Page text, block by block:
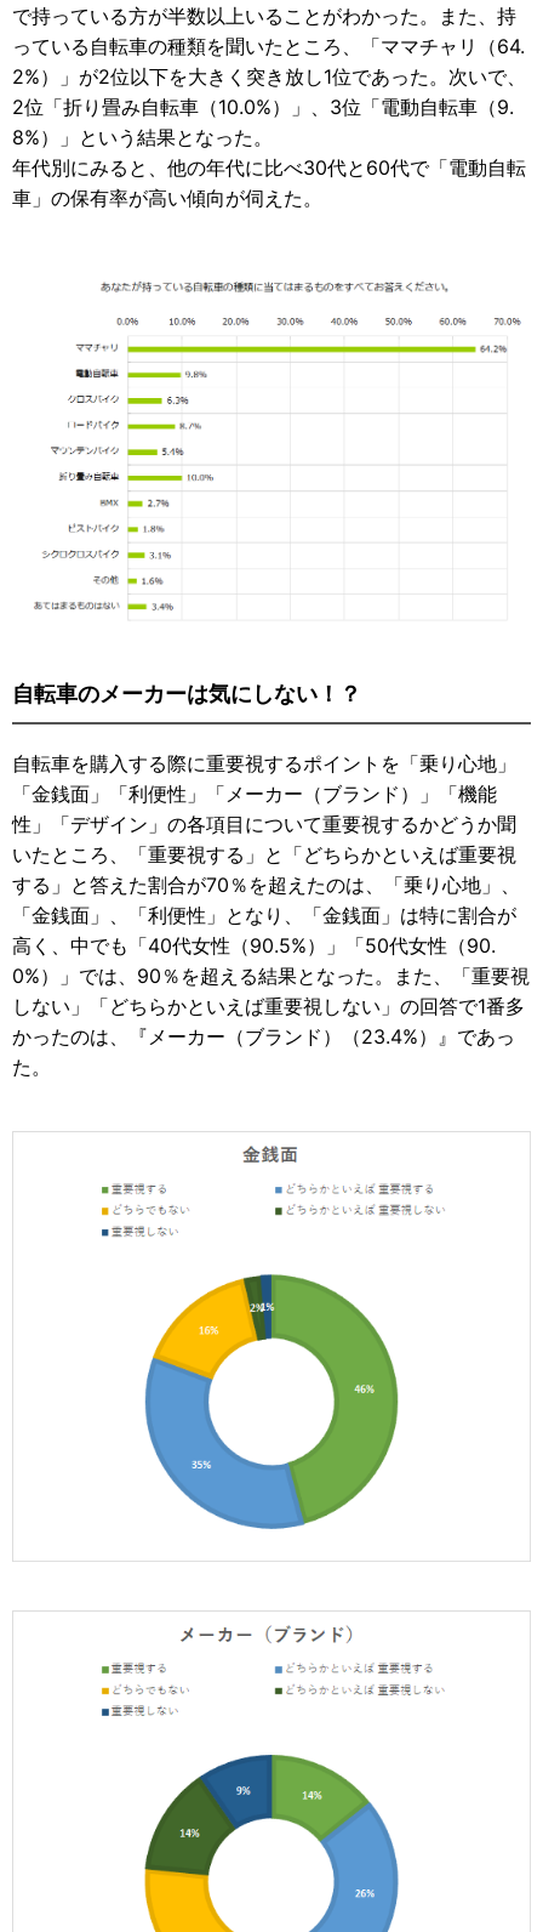
で持っている方が半数以上いることがわかった。また、持
っている自転車の種類を聞いたところ、「ママチャリ（64.
2%）」が2位以下を大きく突き放し1位であった。次いで、
2位「折り畳み自転車（10.0%）」、3位「電動自転車（9.
8%）」という結果となった。
年代別にみると、他の年代に比べ30代と60代で「電動自転
車」の保有率が高い傾向が伺えた。
自転車のメーカーは気にしない！？
自転車を購入する際に重要視するポイントを「乗り心地」
「金銭面」「利便性」「メーカー（ブランド）」「機能
性」「デザイン」の各項目について重要視するかどうか聞
いたところ、「重要視する」と「どちらかといえば重要視
する」と答えた割合が70％を超えたのは、「乗り心地」、
「金銭面」、「利便性」となり、「金銭面」は特に割合が
高く、中でも「40代女性（90.5%）」「50代女性（90.
0%）」では、90％を超える結果となった。また、「重要視
しない」「どちらかといえば重要視しない」の回答で1番多
かったのは、『メーカー（ブランド）（23.4%）』であっ
た。